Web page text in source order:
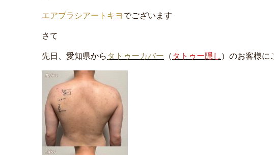
エアブラシアートキヨ でございます
さて
先日、愛知県から タトゥーカバー （ タトゥー隠し ）のお客様に